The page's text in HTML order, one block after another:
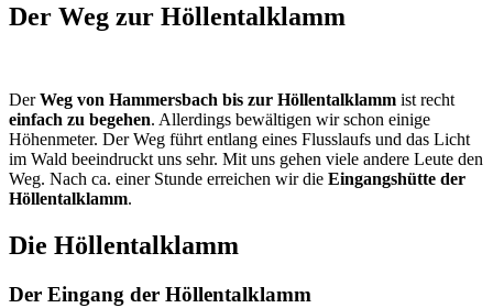
Der Weg zur Höllentalklamm
DerWeg von Hammersbach bis zur Höllentalklamm ist recht
einfach zu begehen. Allerdings bewältigen wir schon einige
Höhenmeter. Der Weg führt entlang eines Flusslaufs und das Licht
im Wald beeindruckt uns sehr. Mit uns gehen viele andere Leute den
Weg. Nach ca. einer Stunde erreichen wir die Eingangshütte der
Höllentalklamm.
Die Höllentalklamm
Der Eingang der Höllentalklamm